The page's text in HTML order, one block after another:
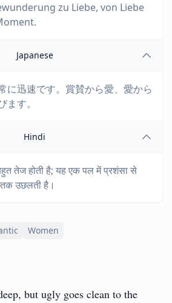
zu Liebe, von Liebe
Japanese
に迅速です。賞賛から愛、愛から
す。
Hindi
तेज होती है; यह एक पल में प्रशंसा से
तक उछलती है।
Women
but ugly goes clean to the